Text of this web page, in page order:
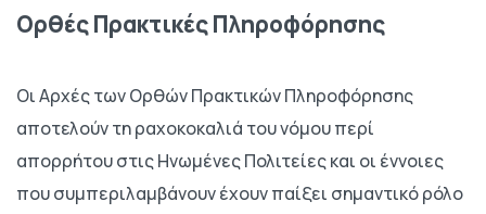
Ορθές Πρακτικές Πληροφόρησης
Οι Αρχές των Ορθών Πρακτικών Πληροφόρησης
αποτελούν τη ραχοκοκαλιά του νόμου περί
απορρήτου στις Ηνωμένες Πολιτείες και οι έννοιες
που συμπεριλαμβάνουν έχουν παίξει σημαντικό ρόλο